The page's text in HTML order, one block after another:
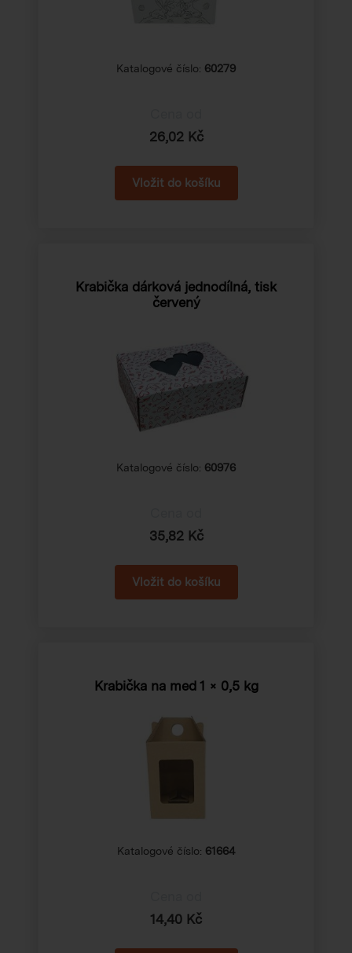
Katalogové číslo: 60279
26,02 Kč
Krabička dárková jednodílná, tisk
červený
Katalogové číslo: 60976
35,82 Kč
Krabička na med 1 × 0,5 kg
Katalogové číslo: 61664
14,40 Kč